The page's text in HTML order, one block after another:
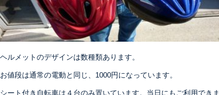
ヘルメットのデザインは数種類あります。
お値段は通常の電動と同じ、1000円になっています。
シート付き自転車は４台のみ置いています。当日にもご利用でき